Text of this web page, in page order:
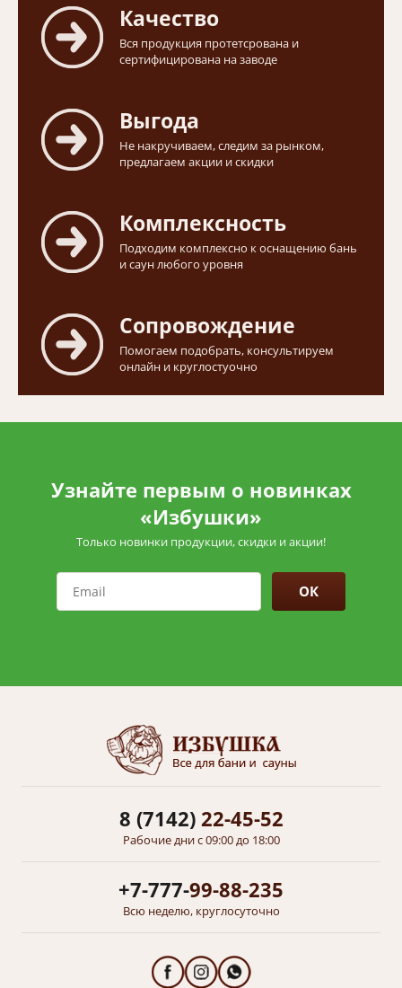
Качество
Вся продукция протетсрована и
сертифицирована на заводе
Выгода
Не накручиваем, следим за рынком,
предлагаем акции и скидки
Комплексность
Подходим комплексно к оснащению бань
и саун любого уровня
Сопровождение
Помогаем подобрать, консультируем
онлайн и круглостуочно
Узнайте первым о новинках
«Избушки»
Только новинки продукции, скидки и акции!
ОК
8 (7142)22-45-52
Рабочие дни с 09:00 до 18:00
+7-777-99-88-235
Всю неделю, круглосуточно